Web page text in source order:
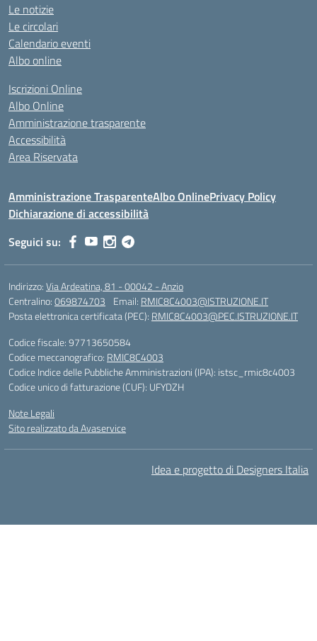
Le notizie
Le circolari
Calendario eventi
Albo online
Iscrizioni Online
Albo Online
Amministrazione trasparente
Accessibilità
Area Riservata
Amministrazione TrasparenteAlbo OnlinePrivacy Policy
Dichiarazione di accessibilità
Seguici su:
Indirizzo:Via Ardeatina, 81 - 00042 - Anzio
Centralino:069874703 Email: RMIC8C4003@ISTRUZIONE.IT
Posta elettronica certificata (PEC): RMIC8C4003@PEC.ISTRUZIONE.IT
Codice fiscale: 97713650584
Codice meccanografico: RMIC8C4003
Codice Indice delle Pubbliche Amministrazioni (IPA): istsc_rmic8c4003
Codice unico di fatturazione (CUF): UFYDZH
Note Legali
Sito realizzato da Avaservice
Idea e progetto di Designers Italia